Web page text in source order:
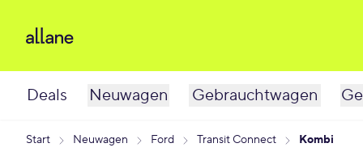
Deals Neuwagen Gebrauchtwagen
Start Neuwagen Ford Transit Connect Kombi